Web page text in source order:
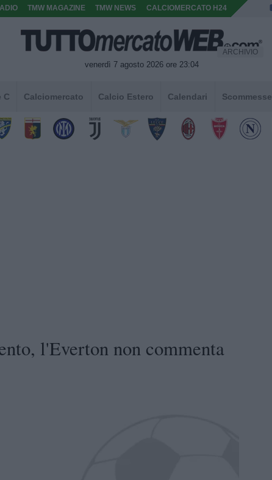
TMW MAGAZINE TMW NEWS CALCIOMERCATO H24
venerdì 7 agosto 2026 ore 23:04
ARCHIVIO
C Calciomercato Calcio Estero Calendari Scommesse
l'Everton non commenta